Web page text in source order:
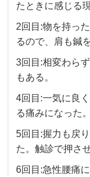
たときに感じる
2回目:物を持っ
るので、肩も鍼
3回目:相変わら
もある。
4回目:一気に良
る痛みになった。
5回目:握力も戻
た。触診で押さ
6回目:急性腰痛